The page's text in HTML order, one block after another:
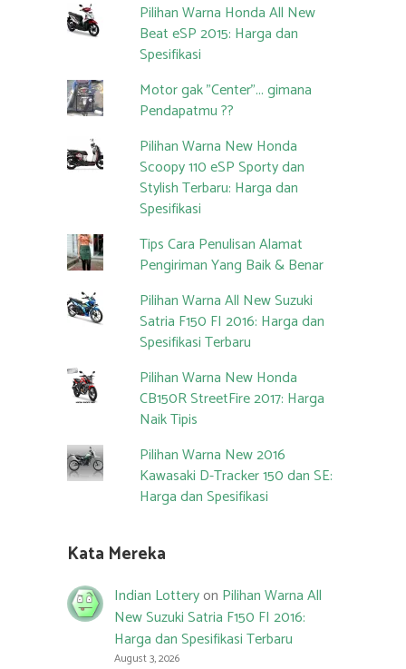
Pilihan Warna Honda All New
Beat eSP 2015: Harga dan
Spesifikasi
Motor gak "Center"... gimana
Pendapatmu ??
Pilihan Warna New Honda
Scoopy 110 eSP Sporty dan
Stylish Terbaru: Harga dan
Spesifikasi
Tips Cara Penulisan Alamat
Pengiriman Yang Baik & Benar
Pilihan Warna All New Suzuki
Satria F150 FI 2016: Harga dan
Spesifikasi Terbaru
Pilihan Warna New Honda
CB150R StreetFire 2017: Harga
Naik Tipis
Pilihan Warna New 2016
Kawasaki D-Tracker 150 dan SE:
Harga dan Spesifikasi
Kata Mereka
Indian Lotteryon Pilihan Warna All
New Suzuki Satria F150 FI 2016:
Harga dan Spesifikasi Terbaru
August 3, 2026